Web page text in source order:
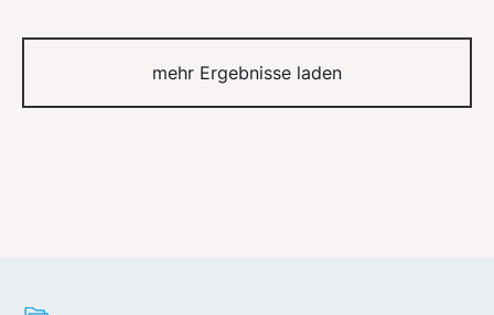
mehr Ergebnisse laden